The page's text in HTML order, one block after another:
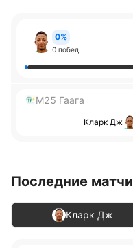
0%
0 побед
M25 Гаага
Кларк Дж
Последние матчи
Кларк Дж